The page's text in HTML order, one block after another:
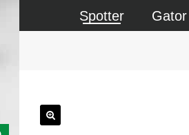
Spotter Gator